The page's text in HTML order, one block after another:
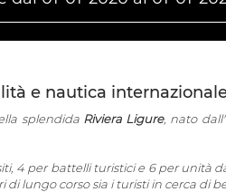
e nautica
splendida Riviera Ligure, nato
4 per battelli turistici e 6 per unità
lungo corso sia i turisti in cerca di